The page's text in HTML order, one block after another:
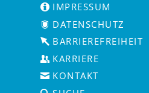
IMPRESSUM
DATENSCHUTZ
BARRIEREFREIHEIT
KARRIERE
KONTAKT